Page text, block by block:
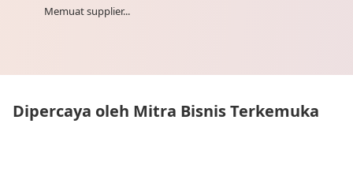
Memuat supplier...
Dipercaya oleh Mitra Bisnis Terkemuka